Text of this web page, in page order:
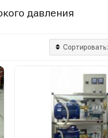
давления
Сортировать: